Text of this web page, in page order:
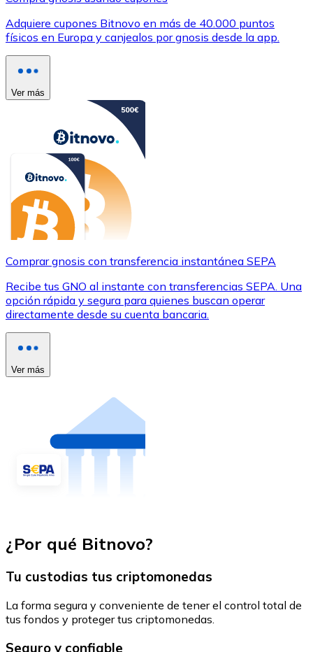
Adquiere cupones Bitnovo en más de 40.000 puntos
físicos en Europa y canjealos por gnosis desde la app.
Ver más
Comprar gnosis con transferencia instantánea SEPA
Recibe tus GNO al instante con transferencias SEPA. Una
opción rápida y segura para quienes buscan operar
directamente desde su cuenta bancaria.
Ver más
¿Por qué Bitnovo?
Tu custodias tus criptomonedas
La forma segura y conveniente de tener el control total de
tus fondos y proteger tus criptomonedas.
Seguro y confiable